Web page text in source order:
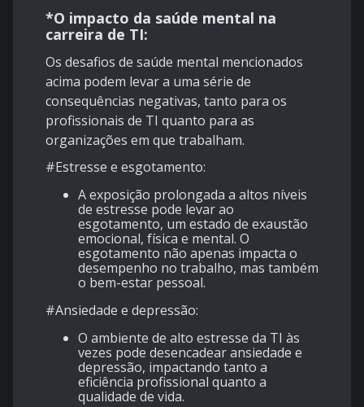
*O impacto da saúde mental na
carreira de TI:
Os desafios de saúde mental mencionados
acima podem levar a uma série de
consequências negativas, tanto para os
profissionais de TI quanto para as
organizações em que trabalham.
#Estresse e esgotamento:
A exposição prolongada a altos níveis
de estresse pode levar ao
esgotamento, um estado de exaustão
emocional, física e mental. O
esgotamento não apenas impacta o
desempenho no trabalho, mas também
o bem-estar pessoal.
#Ansiedade e depressão:
O ambiente de alto estresse da TI às
vezes pode desencadear ansiedade e
depressão, impactando tanto a
eficiência profissional quanto a
qualidade de vida.